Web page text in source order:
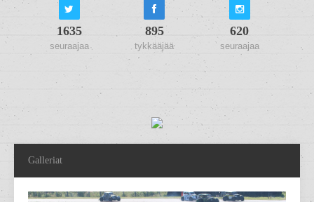
1635
seuraajaa
895
tykkääjää
620
seuraajaa
Galleriat